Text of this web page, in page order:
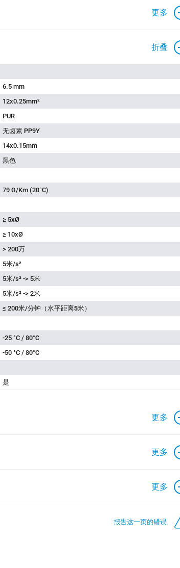
更多
折叠
6.5 mm
12x0.25mm²
PUR
无卤素 PP9Y
14x0.15mm
黑色
79 Ω/Km (20°C)
≥ 5xØ
≥ 10xØ
> 200万
5米/s²
5米/s² -> 5米
5米/s² -> 2米
≤ 200米/分钟（水平距离5米）
-25 °C / 80°C
-50 °C / 80°C
是
更多
更多
更多
报告这一页的错误